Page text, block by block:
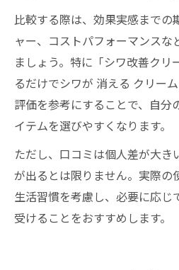
比較する際は、効果実感までの
ャー、コストパフォーマンスな
ましょう。特に「シワ改善クリ
るだけでシワが 消える クリー
評価を参考にすることで、自分
イテムを選びやすくなります。
ただし、口コミは個人差が大
が出るとは限りません。実際の
生活習慣を考慮し、必要に応じ
受けることをおすすめします。